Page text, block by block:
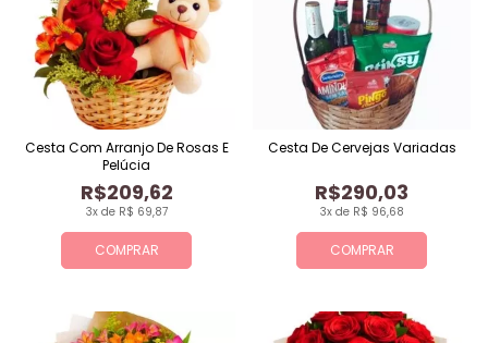
COMPRAR
3x de R$ 69,87
R$209,62
Cesta Com Arranjo De Rosas E
Pelúcia
COMPRAR
3x de R$ 96,68
R$290,03
Cesta De Cervejas Variadas